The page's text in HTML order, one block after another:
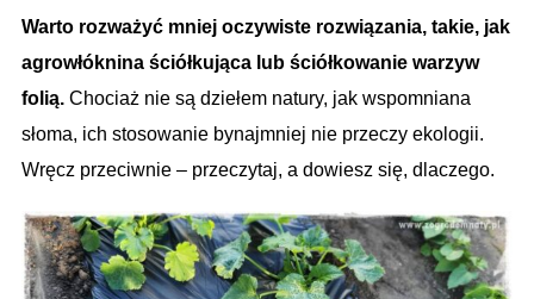
Warto rozważyć mniej oczywiste rozwiązania, takie, jak
agrowłóknina ściółkująca lub ściółkowanie warzyw
folią.Chociaż nie są dziełem natury, jak wspomniana
słoma, ich stosowanie bynajmniej nie przeczy ekologii.
Wręcz przeciwnie – przeczytaj, a dowiesz się, dlaczego.